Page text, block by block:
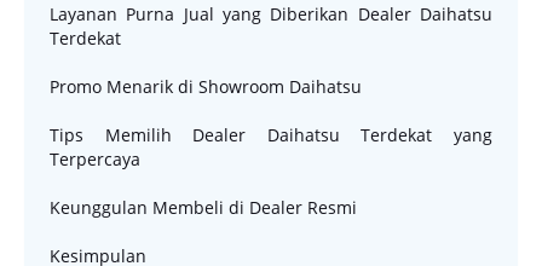
Layanan Purna Jual yang Diberikan Dealer Daihatsu
Terdekat
Promo Menarik di Showroom Daihatsu
Tips Memilih Dealer Daihatsu Terdekat yang
Terpercaya
Keunggulan Membeli di Dealer Resmi
Kesimpulan